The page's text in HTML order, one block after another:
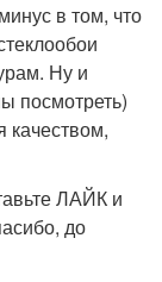
в том, что
Ну и
посмотреть)
качеством,
ЛАЙК и
до